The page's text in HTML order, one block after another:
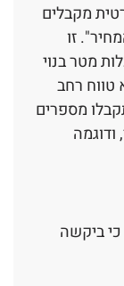
מקבלים
זו
180,000 שקל. עלות מטר בנוי
טווח רחב
מספרים
שקל רק כי ביקשה